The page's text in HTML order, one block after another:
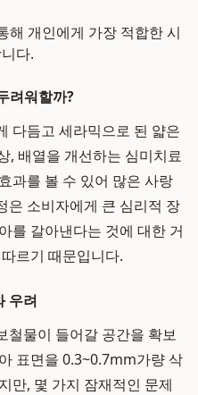
해 개인에게 가장 적합한 시
다.
려워할까?
다듬고 세라믹으로 된 얇은
, 배열을 개선하는 심미치료
과를 볼 수 있어 많은 사랑
은 소비자에게 큰 심리적 장
를 갈아낸다는 것에 대한 거
르기 때문입니다.
우려
철물이 들어갈 공간을 확보
표면을 0.3~0.7mm가량 삭
만, 몇 가지 잠재적인 문제